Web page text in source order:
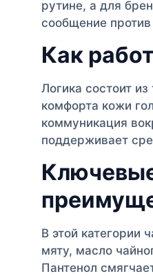
рутине, а для
сообщение
Как
Логика состоит
комфорта кожи
коммуникация
поддерживает
В этой категории
мяту, масло
Пантенол